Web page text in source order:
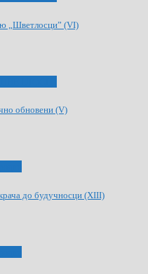
„Шветлосци” (VI)
обновени (V)
до будучносци (XIII)